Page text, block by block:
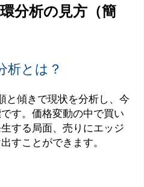
分析の見方（簡
析とは？
と傾きで現状を分析し、今
す。価格変動の中で買い
する局面、売りにエッジ
すことができます。